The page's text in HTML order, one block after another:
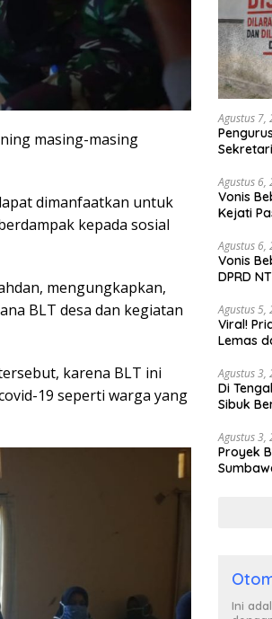
masing-masing
dimanfaatkan untuk
kepada sosial
mengungkapkan,
BLT desa dan kegiatan
karena BLT ini
19 seperti warga yang
Agustus 7,
Agustus 6,
Vonis
Kejati
Agustus 6,
Vonis
DPRD
Agustus 5,
Viral!
Lemas
Agustus 3,
Di
Sibuk
Agustus 3,
Proyek
Ini